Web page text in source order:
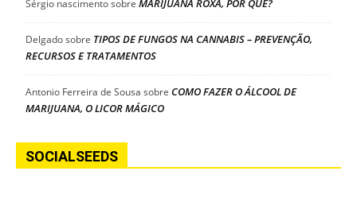
Sérgio nascimentosobre MARIJUANA ROXA, POR QUÊ?
Delgadosobre TIPOS DE FUNGOS NA CANNABIS – PREVENÇÃO,
RECURSOS E TRATAMENTOS
Antonio Ferreira de Sousa sobre COMO FAZER O ÁLCOOL DE
MARIJUANA, O LICOR MÁGICO
SOCIALSEEDS